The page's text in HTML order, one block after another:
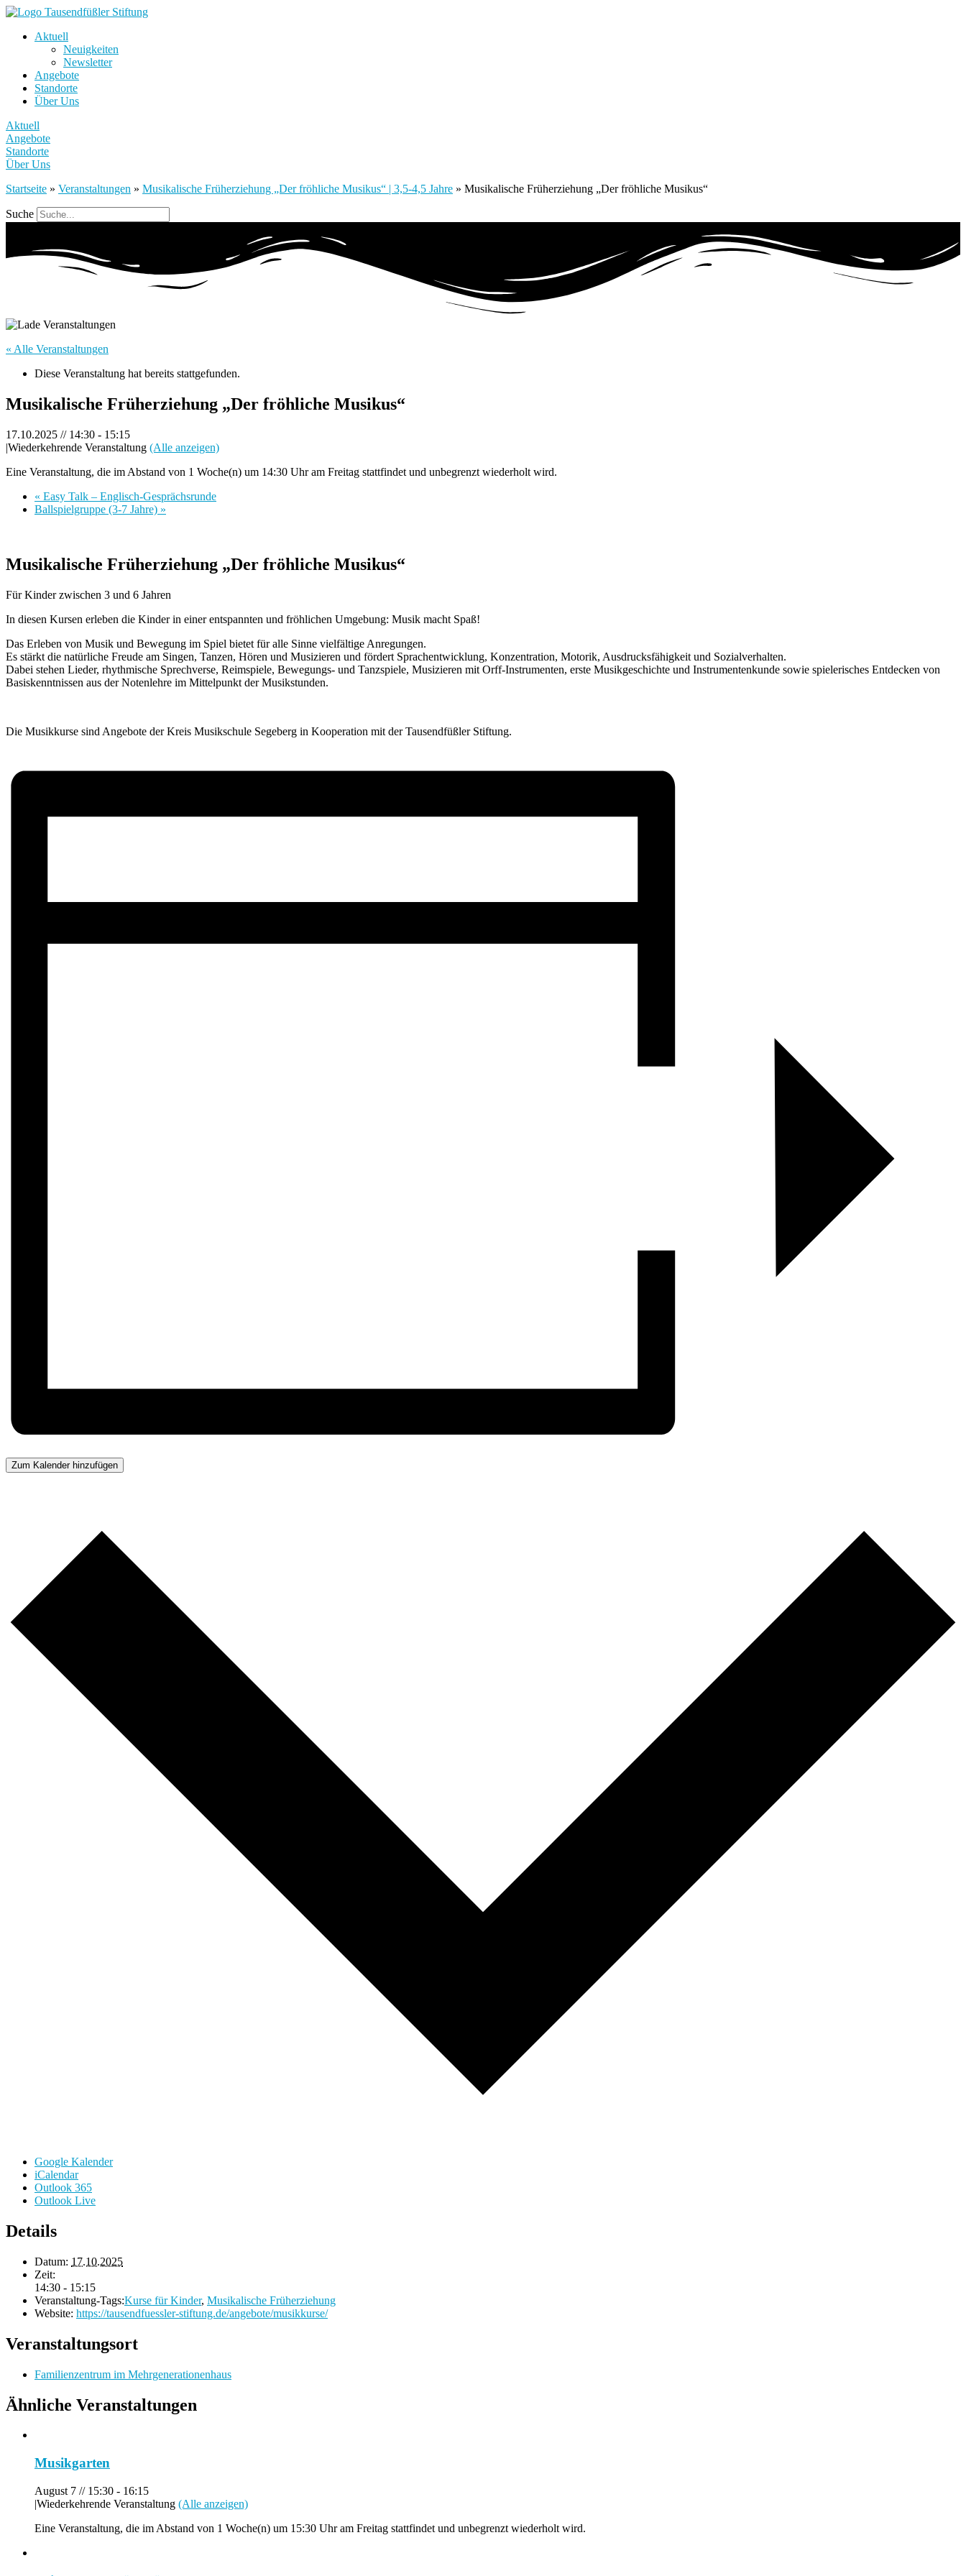
Aktuell
Neuigkeiten
Newsletter
Angebote
Standorte
Über Uns
Aktuell
Angebote
Standorte
Über Uns
Startseite » Veranstaltungen » Musikalische Früherziehung „Der fröhliche Musikus“ | 3,5-4,5 Jahre » Musikalische Früherziehung „Der fröhliche Musikus“
Suche
« Alle Veranstaltungen
Diese Veranstaltung hat bereits stattgefunden.
Musikalische Früherziehung „Der fröhliche Musikus“
17.10.2025 // 14:30 - 15:15
|Wiederkehrende Veranstaltung (Alle anzeigen)
Eine Veranstaltung, die im Abstand von 1 Woche(n) um 14:30 Uhr am Freitag stattfindet und unbegrenzt wiederholt wird.
« Easy Talk – Englisch-Gesprächsrunde
Ballspielgruppe (3-7 Jahre) »
Musikalische Früherziehung „Der fröhliche Musikus“
Für Kinder zwischen 3 und 6 Jahren
In diesen Kursen erleben die Kinder in einer entspannten und fröhlichen Umgebung: Musik macht Spaß!
Das Erleben von Musik und Bewegung im Spiel bietet für alle Sinne vielfältige Anregungen.
Es stärkt die natürliche Freude am Singen, Tanzen, Hören und Musizieren und fördert Sprachentwicklung, Konzentration, Motorik, Ausdrucksfähigkeit und Sozialverhalten.
Dabei stehen Lieder, rhythmische Sprechverse, Reimspiele, Bewegungs- und Tanzspiele, Musizieren mit Orff-Instrumenten, erste Musikgeschichte und Instrumentenkunde sowie spielerisches Entdecken von
Basiskenntnissen aus der Notenlehre im Mittelpunkt der Musikstunden.
Die Musikkurse sind Angebote der Kreis Musikschule Segeberg in Kooperation mit der Tausendfüßler Stiftung.
Zum Kalender hinzufügen
Google Kalender
iCalendar
Outlook 365
Outlook Live
Details
Datum: 17.10.2025
Zeit:
14:30 - 15:15
Veranstaltung-Tags:Kurse für Kinder, Musikalische Früherziehung
Website: https://tausendfuessler-stiftung.de/angebote/musikkurse/
Veranstaltungsort
Familienzentrum im Mehrgenerationenhaus
Ähnliche Veranstaltungen
Musikgarten
August 7 // 15:30 - 16:15
|Wiederkehrende Veranstaltung (Alle anzeigen)
Eine Veranstaltung, die im Abstand von 1 Woche(n) um 15:30 Uhr am Freitag stattfindet und unbegrenzt wiederholt wird.